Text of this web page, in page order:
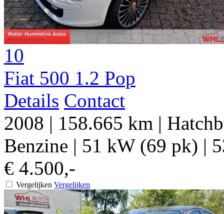
10
Fiat 500 1.2 Pop
Details Contact
2008 | 158.665 km |
Benzine | 51 kW (69 pk) |
€ 4.500,-
Vergelijken Vergelijken